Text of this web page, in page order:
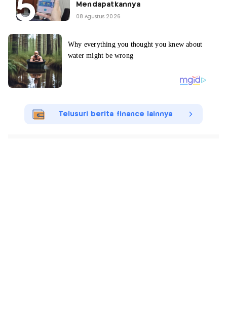
Mendapatkannya
08 Agustus 2026
Telusuri berita finance lainnya